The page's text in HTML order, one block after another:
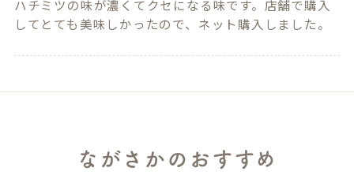
ハチミツの味が濃くてクセになる味です。店舗で購入
してとても美味しかったので、ネット購入しました。
ながさかのおすすめ